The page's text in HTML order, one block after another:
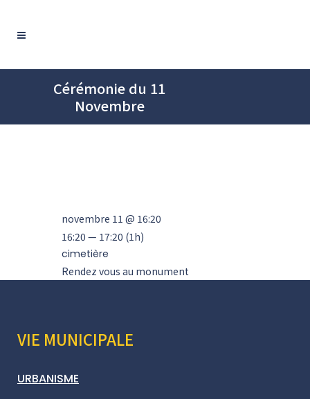
Cérémonie du 11
Novembre
Rendez vous au monument
novembre 11 @ 16:20
16:20 — 17:20 (1h)
cimetière
VIE MUNICIPALE
URBANISME